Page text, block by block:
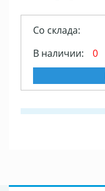
Со склада:
В наличии:
0